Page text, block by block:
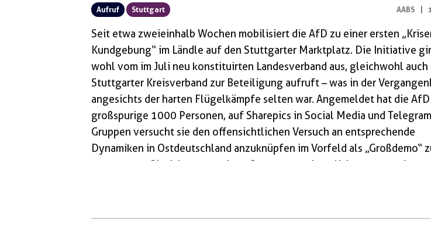
Aufruf Stuttgart AABS
Seit etwa zweieinhalb Wochen mobilisiert die AfD zu einer ersten
Kundgebung“ im Ländle auf den Stuttgarter Marktplatz. Die Initiative
wohl vom im Juli neu konstituirten Landesverband aus, gleichwohl auch
Stuttgarter Kreisverband zur Beteiligung aufruft – was in der
angesichts der harten Flügelkämpfe selten war. Angemeldet hat die AfD
großspurige 1000 Personen, auf Sharepics in Social Media und
Gruppen versucht sie den offensichtlichen Versuch an entsprechende
Dynamiken in Ostdeutschland anzuknüpfen im Vorfeld als „Großdemo“
vermarkten. Ob sich am morgigen Samstag nun letztlich 50, 500 oder gar